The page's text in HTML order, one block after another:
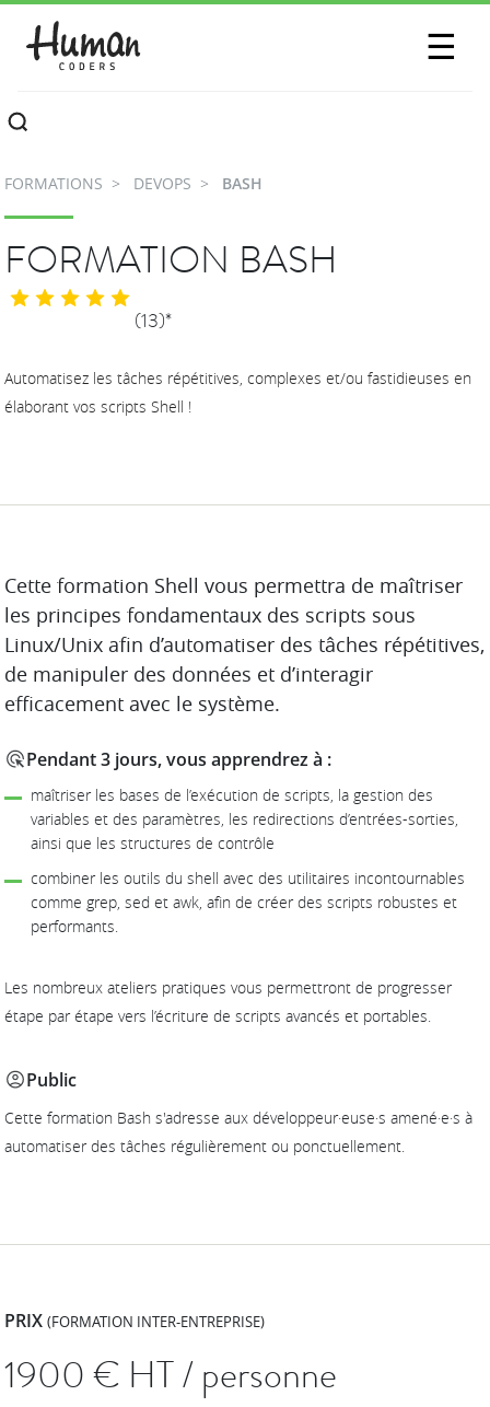
☰
CONTACTEZ-NOUS
FORMATIONS DEVOPS BASH
FORMATION BASH
(13)*
Automatisez les tâches répétitives, complexes et/ou fastidieuses en
élaborant vos scripts Shell !
DESCRIPTION
Cette formation Shell vous permettra de maîtriser
les principes fondamentaux des scripts sous
Linux/Unix afin d’automatiser des tâches répétitives,
de manipuler des données et d’interagir
efficacement avec le système.
Pendant 3 jours, vous apprendrez à :
maîtriser les bases de l’exécution de scripts, la gestion des
variables et des paramètres, les redirections d’entrées-sorties,
ainsi que les structures de contrôle
combiner les outils du shell avec des utilitaires incontournables
comme grep, sed et awk, afin de créer des scripts robustes et
performants.
Les nombreux ateliers pratiques vous permettront de progresser
étape par étape vers l’écriture de scripts avancés et portables.
Public
Cette formation Bash s'adresse aux développeur·euse·s amené·e·s à
automatiser des tâches régulièrement ou ponctuellement.
PRIX(FORMATION INTER-ENTREPRISE)
1900€ HT / personne